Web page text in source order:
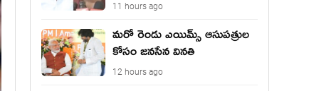
11 hours ago
మరో రెండు ఎయిమ్స్ ఆసుపత్రుల
కోసం జనసేన వినతి
12 hours ago